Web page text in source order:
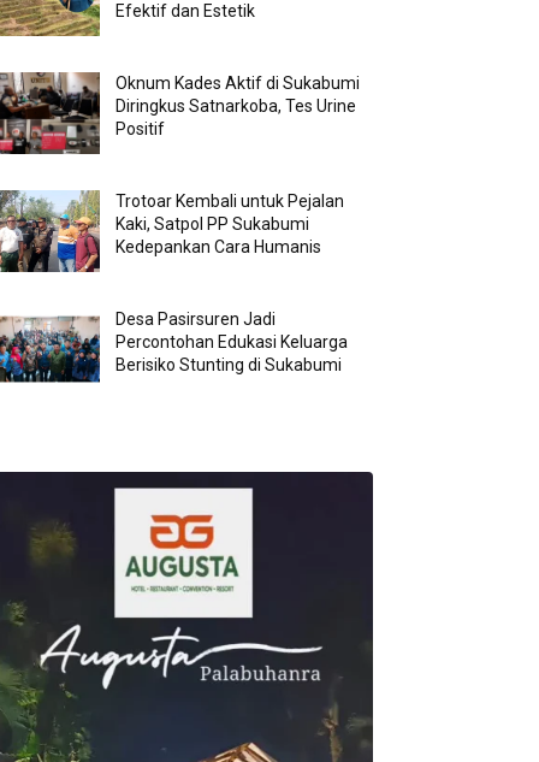
Efektif dan Estetik
Oknum Kades Aktif di Sukabumi
Diringkus Satnarkoba, Tes Urine
Positif
Trotoar Kembali untuk Pejalan
Kaki, Satpol PP Sukabumi
Kedepankan Cara Humanis
Desa Pasirsuren Jadi
Percontohan Edukasi Keluarga
Berisiko Stunting di Sukabumi